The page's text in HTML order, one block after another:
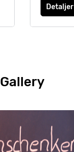
Detaljer
Gallery